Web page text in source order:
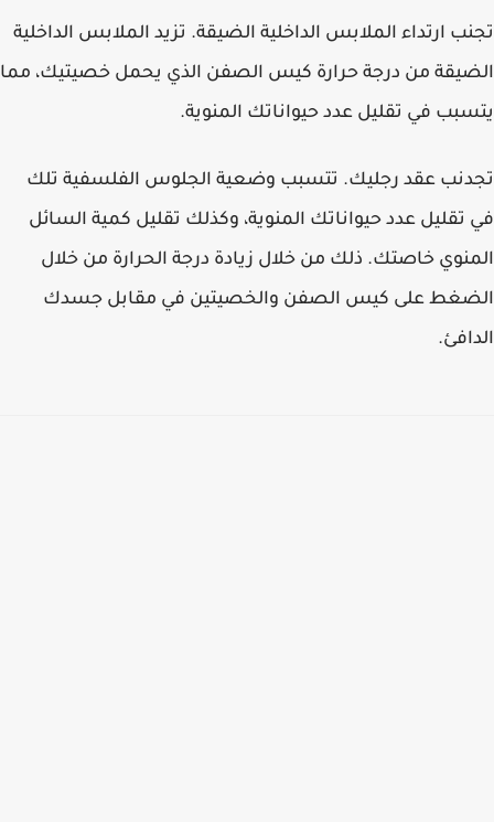
تجنب ارتداء الملابس الداخلية الضيقة. تزيد الملابس الداخلية
الضيقة من درجة حرارة كيس الصفن الذي يحمل خصيتيك، مما
يتسبب في تقليل عدد حيواناتك المنوية.
تجدنب عقد رجليك. تتسبب وضعية الجلوس الفلسفية تلك
في تقليل عدد حيواناتك المنوية، وكذلك تقليل كمية السائل
المنوي خاصتك. ذلك من خلال زيادة درجة الحرارة من خلال
الضغط على كيس الصفن والخصيتين في مقابل جسدك
الدافئ.